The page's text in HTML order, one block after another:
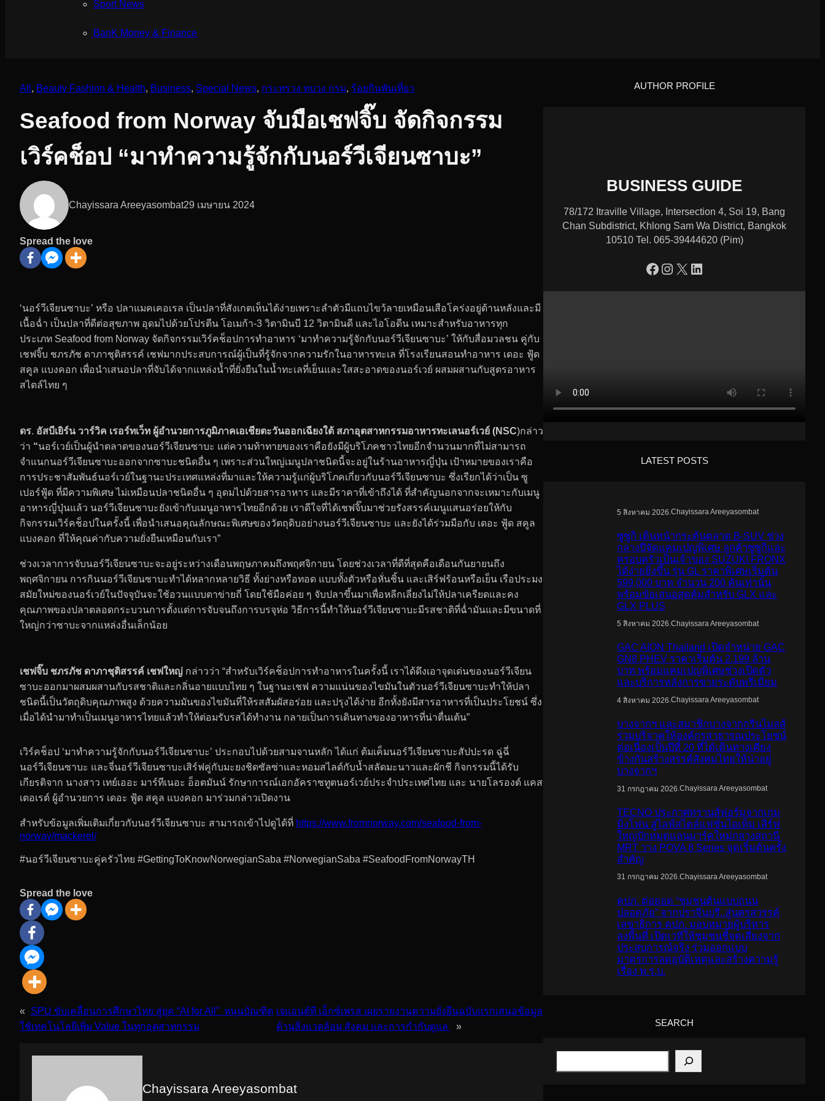
Sport News
ฺBanK Money & Finance
All , Beauty Fashion & Health, Business, Special News, กระทรวง ทบวง กรม, ร้อยกินพันเที่ยว
Seafood from Norway จับมือเชฟจิ๊บ จัดกิจกรรม
เวิร์คช็อป “มาทำความรู้จักกับนอร์วีเจียนซาบะ”
Chayissara Areeyasombat29 เมษายน 2024
Spread the love
‘นอร์วีเจียนซาบะ’ หรือ ปลาแมคเคอเรล เป็นปลาที่สังเกตเห็นได้ง่ายเพราะลำตัวมีแถบไขว้ลายเหมือนเสือโคร่งอยู่ด้านหลังและมี
เนื้อฉ่ำ เป็นปลาที่ดีต่อสุขภาพ อุดมไปด้วยโปรตีน โอเมก้า-3 วิตามินบี 12 วิตามินดี และไอโอดีน เหมาะสำหรับอาหารทุก
ประเภท Seafood from Norway จัดกิจกรรมเวิร์คช็อปการทำอาหาร ‘มาทำความรู้จักกับนอร์วีเจียนซาบะ’ ให้กับสื่อมวลชน คู่กับ
เชฟจิ๊บ ชภรภัช ดาภาชุติสรรค์ เชฟมากประสบการณ์ผู้เป็นที่รู้จักจากความรักในอาหารทะเล ที่โรงเรียนสอนทำอาหาร เดอะ ฟู้ด
สคูล แบงคอก เพื่อนำเสนอปลาที่จับได้จากแหล่งน้ำที่ยั่งยืนในน้ำทะเลที่เย็นและใสสะอาดของนอร์เวย์ ผสมผสานกับสูตรอาหาร
สไตล์ไทย ๆ
ดร. อัสบีเยิร์น วาร์วิค เรอร์ทเว็ท ผู้อำนวยการภูมิภาคเอเชียตะวันออกเฉียงใต้ สภาอุตสาหกรรมอาหารทะเลนอร์เวย์ (NSC)กล่าว
ว่า “นอร์เวย์เป็นผู้นำตลาดของนอร์วีเจียนซาบะ แต่ความท้าทายของเราคือยังมีผู้บริโภคชาวไทยอีกจำนวนมากที่ไม่สามารถ
จำแนกนอร์วีเจียนซาบะออกจากซาบะชนิดอื่น ๆ เพราะส่วนใหญ่เมนูปลาชนิดนี้จะอยู่ในร้านอาหารญี่ปุ่น เป้าหมายของเราคือ
การประชาสัมพันธ์นอร์เวย์ในฐานะประเทศแหล่งที่มาและให้ความรู้แก่ผู้บริโภคเกี่ยวกับนอร์วีเจียนซาบะ ซึ่งเรียกได้ว่าเป็น ซู
เปอร์ฟู้ด ที่มีความพิเศษ ไม่เหมือนปลาชนิดอื่น ๆ อุดมไปด้วยสารอาหาร และมีราคาที่เข้าถึงได้ ที่สำคัญนอกจากจะเหมาะกับเมนู
อาหารญี่ปุ่นแล้ว นอร์วีเจียนซาบะยังเข้ากับเมนูอาหารไทยอีกด้วย เราดีใจที่ได้เชฟจิ๊บมาช่วยรังสรรค์เมนูแสนอร่อยให้กับ
กิจกรรมเวิร์คช็อปในครั้งนี้ เพื่อนำเสนอคุณลักษณะพิเศษของวัตถุดิบอย่างนอร์วีเจียนซาบะ และยังได้ร่วมมือกับ เดอะ ฟู้ด สคูล
แบงคอก ที่ให้คุณค่ากับความยั่งยืนเหมือนกับเรา”
ช่วงเวลาการจับนอร์วีเจียนซาบะจะอยู่ระหว่างเดือนพฤษภาคมถึงพฤศจิกายน โดยช่วงเวลาที่ดีที่สุดคือเดือนกันยายนถึง
พฤศจิกายน การกินนอร์วีเจียนซาบะทำได้หลากหลายวิธี ทั้งย่างหรือทอด แบบทั้งตัวหรือหั่นชิ้น และเสิร์ฟร้อนหรือเย็น เรือประมง
สมัยใหม่ของนอร์เวย์ในปัจจุบันจะใช้อวนแบบตาข่ายถี่ โดยใช้มือค่อย ๆ จับปลาขึ้นมาเพื่อหลีกเลี่ยงไม่ให้ปลาเครียดและคง
คุณภาพของปลาตลอดกระบวนการตั้งแต่การจับจนถึงการบรจุห่อ วิธีการนี้ทำให้นอร์วีเจียนซาบะมีรสชาติที่ฉ่ำมันและมีขนาดที่
ใหญ่กว่าซาบะจากแหล่งอื่นเล็กน้อย
เชฟจิ๊บ ชภรภัช ดาภาชุติสรรค์ เชฟใหญ่ กล่าวว่า “สำหรับเวิร์คช็อปการทำอาหารในครั้งนี้ เราได้ดึงเอาจุดเด่นของนอร์วีเจียน
ซาบะออกมาผสมผสานกับรสชาติและกลิ่นอายแบบไทย ๆ ในฐานะเชฟ ความแน่นของไขมันในตัวนอร์วีเจียนซาบะทำให้ปลา
ชนิดนี้เป็นวัตถุดิบคุณภาพสูง ด้วยความมันของไขมันที่ให้รสสัมผัสอร่อย และปรุงได้ง่าย อีกทั้งยังมีสารอาหารที่เป็นประโยชน์ ซึ่ง
เมื่อได้นำมาทำเป็นเมนูอาหารไทยแล้วทำให้ต่อมรับรสได้ทำงาน กลายเป็นการเดินทางของอาหารที่น่าตื่นเต้น”
เวิร์คช็อป ‘มาทำความรู้จักกับนอร์วีเจียนซาบะ’ ประกอบไปด้วยสามจานหลัก ได้แก่ ต้มเค็มนอร์วีเจียนซาบะสัปปะรด ฉู่ฉี่
นอร์วีเจียนซาบะ และจี่นอร์วีเจียนซาบะเสิร์ฟคู่กับมะยงชิดซัลซ่าและหอมสไลด์กับน้ำสลัดมะนาวและผักชี กิจกรรมนี้ได้รับ
เกียรติจาก นางสาว เทย์เออะ มาร์ทีเนอะ อ็อตมันน์ รักษาการณ์เอกอัคราชทูตนอร์เวย์ประจำประเทศไทย และ นายโลรองต์ แคส
เตอเรต์ ผู้อำนวยการ เดอะ ฟู้ด สคูล แบงคอก มาร่วมกล่าวเปิดงาน
สำหรับข้อมูลเพิ่มเติมเกี่ยวกับนอร์วีเจียนซาบะ สามารถเข้าไปดูได้ที่ https://www.fromnorway.com/seafood-from-
norway/mackerel/
#นอร์วีเจียนซาบะคู่ครัวไทย #GettingToKnowNorwegianSaba #NorwegianSaba #SeafoodFromNorwayTH
Spread the love
«
SPU ขับเคลื่อนการศึกษาไทย สู่ยุค “AI for All” หนุนบัณฑิต
ใช้เทคโนโลยีเพิ่ม Value ในทุกอุตสาหกรรม
เจแอนด์ที เอ็กซ์เพรส เผยรายงานความยั่งยืนฉบับแรกเสนอข้อมูล
ด้านสิ่งแวดล้อม สังคม และการกำกับดูแล
»
Chayissara Areeyasombat
AUTHOR PROFILE
BUSINESS GUIDE
78/172 Itraville Village, Intersection 4, Soi 19, Bang
Chan Subdistrict, Khlong Sam Wa District, Bangkok
10510 Tel. 065-39444620 (Pim)
https://www.facebook.com/profile.php?id=100090086432719 Instagram X LinkedIn
LATEST POSTS
5 สิงหาคม 2026.Chayissara Areeyasombat
ซูซูกิ เดินหน้ากระตุ้นตลาด B-SUV ช่วง
กลางปีจัดแคมเปญพิเศษ ลูกค้าซูซูกิและ
ครอบครัวเป็นเจ้าของ SUZUKI FRONX
ได้ง่ายยิ่งขึ้น รุ่น GL ราคาพิเศษเริ่มต้น
599,000 บาท จำนวน 200 คันเท่านั้น
พร้อมข้อเสนอสุดคุ้มสำหรับ GLX และ
GLX PLUS
5 สิงหาคม 2026 .Chayissara Areeyasombat
GAC AION Thailand เปิดจำหน่าย GAC
GN8 PHEV ราคาเริ่มต้น 2.199 ล้าน
บาท พร้อมแคมเปญพิเศษช่วงเปิดตัว
และบริการหลังการขายระดับพรีเมียม
4 สิงหาคม 2026.Chayissara Areeyasombat
บางจากฯ และสมาชิกบางจากกรีนไมลส์
ร่วมบริจาคให้องค์กรสาธารณประโยชน์
ต่อเนื่องเป็นปีที่ 20 ที่ได้เดินทางเคียง
ข้างกันสร้างสรรค์สังคมไทยให้น่าอยู่
บางจากฯ
31 กรกฎาคม 2026.Chayissara Areeyasombat
TECNO ประกาศทรานส์ฟอร์มจากเกม
มิ่งโฟน สู่ไลฟ์สไตล์แฟชั่นไอเท็ม เสิร์ฟ
ใหญ่ปักหมุดแลนมาร์คใหม่กลางสถานี
MRT วาง POVA 8 Series จุดเริ่มต้นครั้ง
สำคัญ
31 กรกฎาคม 2026.Chayissara Areeyasombat
คปภ. ต่อยอด “ชุมชนต้นแบบถนน
ปลอดภัย” จากปราจีนบุรี..สู่นครสวรรค์
เลขาธิการ คปภ. มอบหมายผู้บริหาร
ลงพื้นที่ เปิดเวทีให้ชุมชนชี้จุดเสี่ยงจาก
ประสบการณ์จริง ร่วมออกแบบ
มาตรการลดอุบัติเหตุและสร้างความรู้
เรื่อง พ.ร.บ.
SEARCH
S